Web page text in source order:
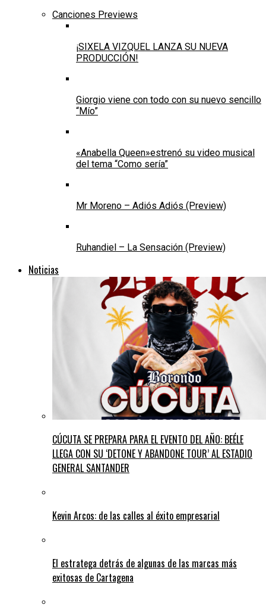
Canciones Previews
¡SIXELA VIZQUEL LANZA SU NUEVA
PRODUCCIÓN!
Giorgio viene con todo con su nuevo sencillo
“Mío”
«Anabella Queen»estrenó su video musical
del tema “Como sería”
Mr Moreno – Adiós Adiós (Preview)
Ruhandiel – La Sensación (Preview)
Noticias
CÚCUTA SE PREPARA PARA EL EVENTO DEL AÑO: BEÉLE
LLEGA CON SU ‘DETONE Y ABANDONE TOUR’ AL ESTADIO
GENERAL SANTANDER
Kevin Arcos: de las calles al éxito empresarial
El estratega detrás de algunas de las marcas más
exitosas de Cartagena